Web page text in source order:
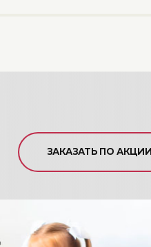
ЗАКАЗАТЬ ПО АКЦИИ